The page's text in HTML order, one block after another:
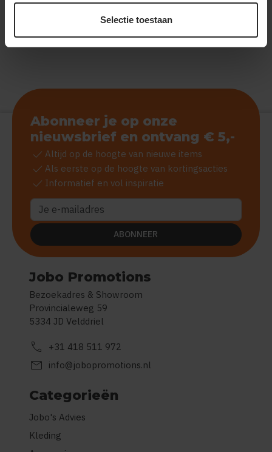
Selectie toestaan
PERSONALISEER PERSONALISEER
Jobo Promotions
Bezoekadres & Showroom
Provincialeweg 59
5334 JD Velddriel
call +31 418 511 972
mail info@jobopromotions.nl
Categorieën
Jobo's Advies
Kleding
Abonneer je op onze
nieuwsbrief en ontvang € 5,-
check Altijd op de hoogte van nieuwe items
check Als eerste op de hoogte van kortingsacties
check Informatief en vol inspiratie
ABONNEER